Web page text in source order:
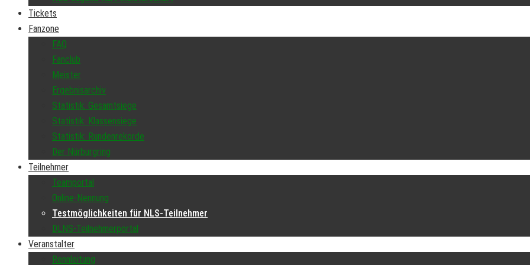
Tickets
Fanzone
FAQ
Fanclub
Meister
Ergebnisarchiv
Statistik: Gesamtsiege
Statistik: Klassensiege
Statistik: Rundenrekorde
Der Nürburgring
Teilnehmer
Teamportal
Online-Nennung
Testmöglichkeiten für NLS-Teilnehmer
DLNS-Teilnehmerportal
Veranstalter
Rennleitung